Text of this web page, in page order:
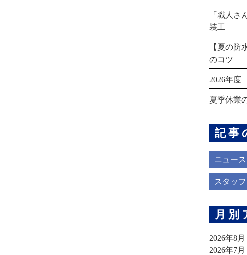
「職人
装工
【夏の防
のコツ
2026年度
夏季休業
記事
ニュース
スタッ
月別
2026年8月
2026年7月